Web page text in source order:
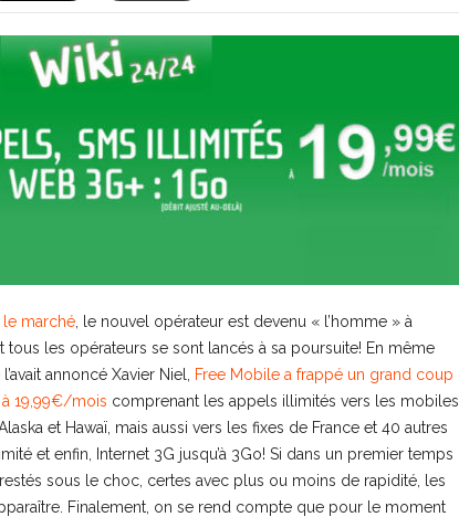
marché, le nouvel opérateur est devenu « l’homme » à
tous les opérateurs se sont lancés à sa poursuite! En même
annoncé Xavier Niel,
Free Mobile a frappé un grand coup
19,99€/mois comprenant les appels illimités vers les mobiles
et Hawaï, mais aussi vers les fixes de France et 40 autres
et enfin, Internet 3G jusqu’à 3Go! Si dans un premier temps
sous le choc, certes avec plus ou moins de rapidité, les
Finalement, on se rend compte que pour le moment